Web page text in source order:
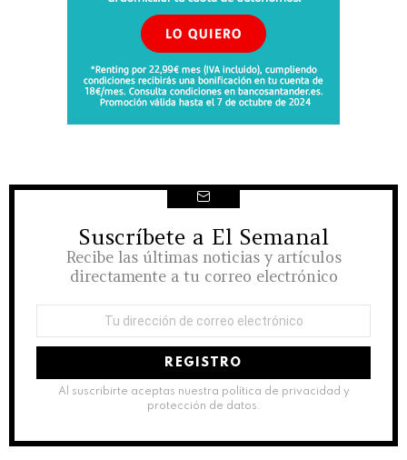
NEWSLETTER
Suscríbete a El Semanal
Recibe las últimas noticias y artículos
directamente a tu correo electrónico
Al suscribirte aceptas nuestra política de privacidad y
protección de datos.